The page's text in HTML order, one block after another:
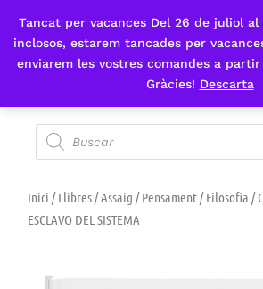
Tancat per vacances Del 26 de juliol al
inclosos, estarem tancades per
enviarem les vostres comandes a partir
Gràcies! Descarta
Fes-te'n sòcia
Inici /Llibres/Assaig /Pensament/Filosofia /
ESCLAVO DEL SISTEMA